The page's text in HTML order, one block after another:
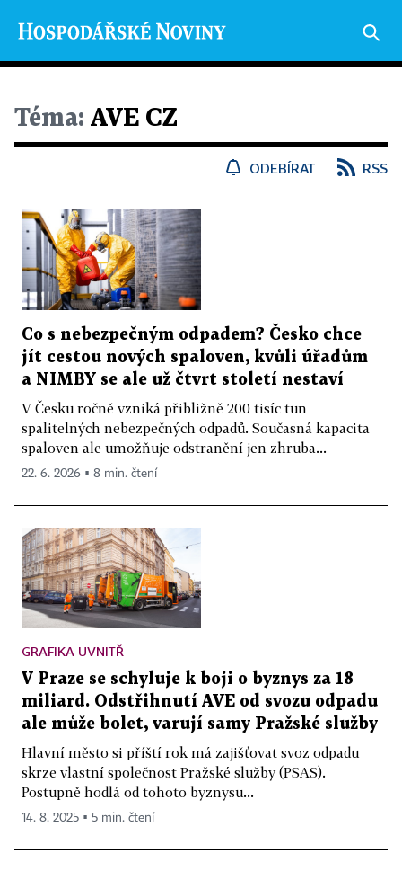
Téma: AVE CZ
ODEBÍRAT RSS
Co s nebezpečným odpadem? Česko chce
jít cestou nových spaloven, kvůli úřadům
a NIMBY se ale už čtvrt století nestaví
V Česku ročně vzniká přibližně 200 tisíc tun
spalitelných nebezpečných odpadů. Současná kapacita
spaloven ale umožňuje odstranění jen zhruba...
22. 6. 2026 ▪ 8 min. čtení
GRAFIKA UVNITŘ
V Praze se schyluje k boji o byznys za 18
miliard. Odstřihnutí AVE od svozu odpadu
ale může bolet, varují samy Pražské služby
Hlavní město si příští rok má zajišťovat svoz odpadu
skrze vlastní společnost Pražské služby (PSAS).
Postupně hodlá od tohoto byznysu...
14. 8. 2025 ▪ 5 min. čtení